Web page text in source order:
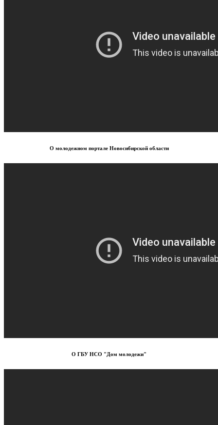
О молодежном портале Новосибирской области
О ГБУ НСО "Дом молодежи"